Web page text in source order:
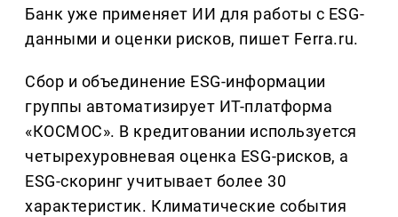
Банк уже применяет ИИ для работы с ESG-
данными и оценки рисков, пишет Ferra.ru.
Сбор и объединение ESG-информации
группы автоматизирует ИТ-платформа
«КОСМОС». В кредитовании используется
четырехуровневая оценка ESG-рисков, а
ESG-скоринг учитывает более 30
характеристик. Климатические события